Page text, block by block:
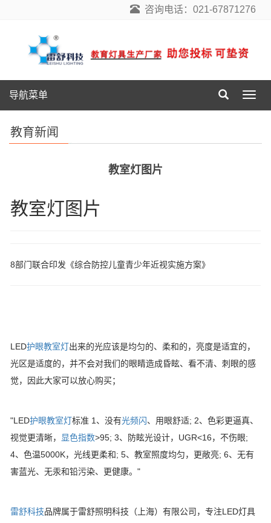
咨询电话：021-67871276
导
航
导航菜单
教育新闻
教室灯图片
教室灯图片
8部门联合印发《综合防控儿童青少年近视实施方案》
LED护眼教室灯出来的光应该是均匀的、柔和的，亮度是适宜的，
光区是适度的，并不会对我们的眼睛造成昏眩、看不清、刺眼的感
觉，因此大家可以放心购买；
"LED护眼教室灯标准 1、没有光频闪、用眼舒适; 2、色彩更逼真、
视觉更清晰，
显色指数>95; 3、防眩光设计，UGR<16，不伤眼;
4、色温5000K，光线更柔和; 5、教室照度均匀，更敞亮; 6、无有
害蓝光、无汞和铅污染、更健康。"
雷舒科技品牌属于雷舒照明科技（上海）有限公司，专注LED灯具